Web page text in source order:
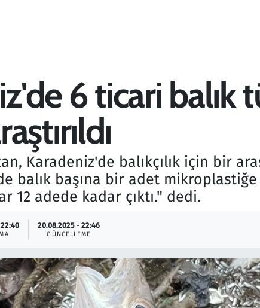
6 ticari
Karadeniz'de balıkçılık için bir
balık başına bir adet
12 adede kadar çıktı." dedi.
20.08.2025 - 22:46
GÜNCELLEME